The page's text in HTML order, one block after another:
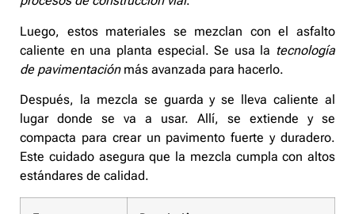
Luego, estos materiales se mezclan con el asfalto
caliente en una planta especial. Se usa la tecnología
de pavimentaciónmás avanzada para hacerlo.
Después, la mezcla se guarda y se lleva caliente al
lugar donde se va a usar. Allí, se extiende y se
compacta para crear un pavimento fuerte y duradero.
Este cuidado asegura que la mezcla cumpla con altos
estándares de calidad.